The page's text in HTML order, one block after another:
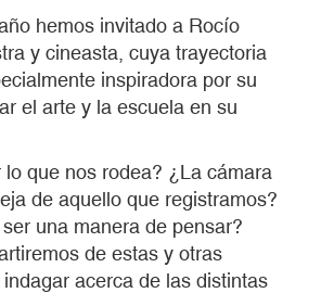
hemos invitado a Rocío
y cineasta, cuya trayectoria
inspiradora por su
el arte y la escuela en su
lo que nos rodea? ¿La cámara
de aquello que registramos?
una manera de pensar?
de estas y otras
acerca de las distintas